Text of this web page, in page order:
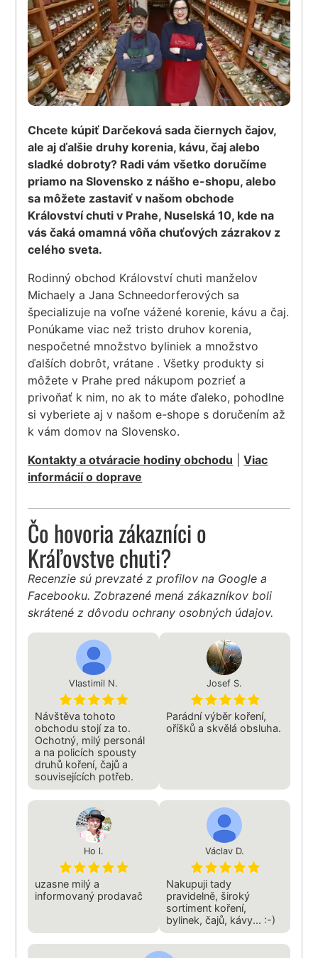
Chcete kúpiť Darčeková sada čiernych čajov,
ale aj ďalšie druhy korenia, kávu, čaj alebo
sladké dobroty? Radi vám všetko doručíme
priamo na Slovensko z nášho e-shopu, alebo
sa môžete zastaviť v našom obchode
Království chuti v Prahe, Nuselská 10, kde na
vás čaká omamná vôňa chuťových zázrakov z
celého sveta.
Rodinný obchod Království chuti manželov
Michaely a Jana Schneedorferových sa
špecializuje na voľne vážené korenie, kávu a čaj.
Ponúkame viac než tristo druhov korenia,
nespočetné množstvo byliniek a množstvo
ďalších dobrôt, vrátane . Všetky produkty si
môžete v Prahe pred nákupom pozrieť a
privoňať k nim, no ak to máte ďaleko, pohodlne
si vyberiete aj v našom e-shope s doručením až
k vám domov na Slovensko.
Kontakty a otváracie hodiny obchodu |Viac
informácií o doprave
Čo hovoria zákazníci o
Kráľovstve chuti?
Recenzie sú prevzaté z profilov na Google a
Facebooku. Zobrazené mená zákazníkov boli
skrátené z dôvodu ochrany osobných údajov.
Vlastimil N.
Návštěva tohoto
obchodu stojí za to.
Ochotný, milý personál
a na policích spousty
druhů koření, čajů a
souvisejících potřeb.
Josef S.
Parádní výběr koření,
oříšků a skvělá obsluha.
Ho l.
uzasne milý a
informovaný prodavač
Václav D.
Nakupuji tady
pravidelně, široký
sortiment koření,
bylinek, čajů, kávy... :-)